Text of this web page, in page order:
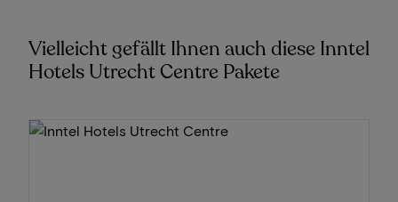
Vielleicht gefällt Ihnen auch diese Inntel
Hotels Utrecht Centre Pakete